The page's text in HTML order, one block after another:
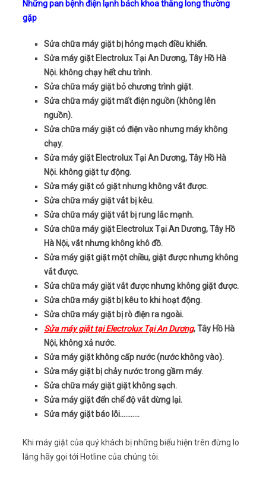
Những pan bệnh điện lạnh bách khoa thăng long thường
gặp
Sửa chữa máy giặt bị hỏng mạch điều khiển.
Sửa máy giặt Electrolux Tại An Dương, Tây Hồ Hà
Nội. không chạy hết chu trình.
Sửa chữa máy giặt bỏ chương trình giặt.
Sửa chữa máy giặt mất điện nguồn (không lên
nguồn).
Sửa chữa máy giặt có điện vào nhưng máy không
chạy.
Sửa máy giặt Electrolux Tại An Dương, Tây Hồ Hà
Nội. không giặt tự động.
Sửa máy giặt có giặt nhưng không vắt được.
Sửa chữa máy giặt vắt bị kêu.
Sửa chữa máy giặt vắt bị rung lắc mạnh.
Sửa chữa máy giặt Electrolux Tại An Dương, Tây Hồ
Hà Nội, vắt nhưng không khô đồ.
Sửa máy giặt giặt một chiều, giặt được nhưng không
vắt được.
Sửa chữa máy giặt vắt được nhưng không giặt được.
Sửa chữa máy giặt bị kêu to khi hoạt động.
Sửa chữa máy giặt bị rò điện ra ngoài.
Sửa máy giặt tại Electrolux Tại An Dương, Tây Hồ Hà
Nội, không xả nước.
Sửa máy giặt không cấp nước (nước không vào).
Sửa máy giặt bị chảy nước trong gầm máy.
Sửa chữa máy giặt giặt không sạch.
Sửa máy giặt đến chế độ vắt dừng lại.
Sửa máy giặt báo lỗi………..
Khi máy giặt của quý khách bị những biểu hiện trên đừng lo
lắng hãy gọi tới Hotline của chúng tôi.